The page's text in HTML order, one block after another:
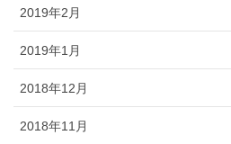
2019年2月
2019年1月
2018年12月
2018年11月